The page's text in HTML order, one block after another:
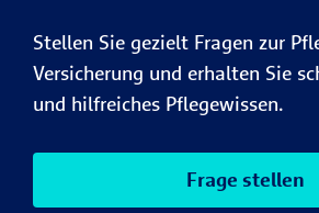
Stellen Sie gezielt Fragen zur
Versicherung und erhalten Sie
und hilfreiches Pflegewissen.
Frage stellen